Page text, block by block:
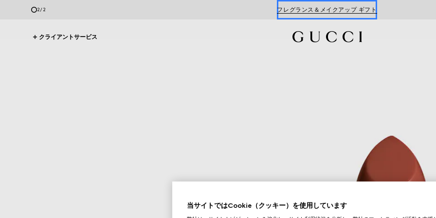
2/2 フレグランス＆メイクアップ ギフト
クライアントサービス
当サイトではCookie（クッキー）を使用しています